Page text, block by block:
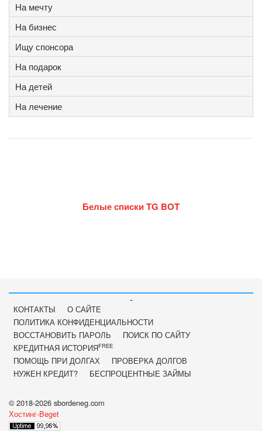
На мечту
На бизнес
Ищу спонсора
На подарок
На детей
На лечение
Белые списки TG BOT
-
КОНТАКТЫ
О САЙТЕ
ПОЛИТИКА КОНФИДЕНЦИАЛЬНОСТИ
ВОССТАНОВИТЬ ПАРОЛЬ
ПОИСК ПО САЙТУ
КРЕДИТНАЯ ИСТОРИЯFREE
ПОМОЩЬ ПРИ ДОЛГАХ
ПРОВЕРКА ДОЛГОВ
НУЖЕН КРЕДИТ?
БЕСПРОЦЕНТНЫЕ ЗАЙМЫ
© 2018-2026 sbordeneg.com
Хостинг-Beget